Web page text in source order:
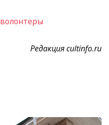
волонтеры
Редакция cultinfo.ru